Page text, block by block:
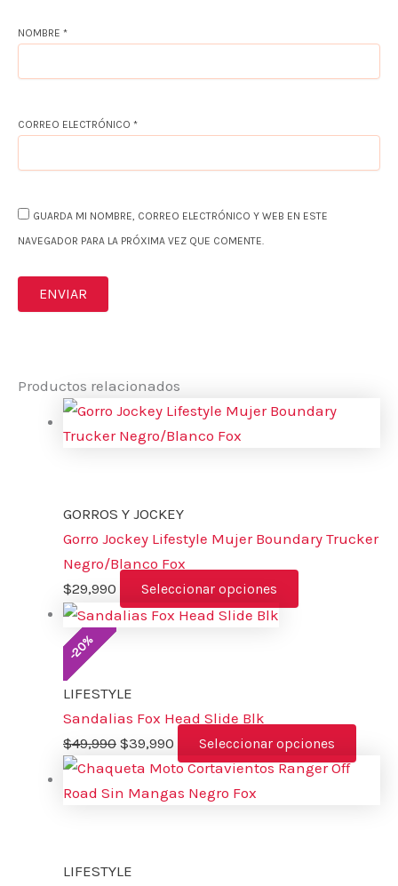
NOMBRE *
CORREO ELECTRÓNICO *
GUARDA MI NOMBRE, CORREO ELECTRÓNICO Y WEB EN ESTE
NAVEGADOR PARA LA PRÓXIMA VEZ QUE COMENTE.
Productos relacionados
GORROS Y JOCKEY
Gorro Jockey Lifestyle Mujer Boundary Trucker
Negro/Blanco Fox
$29,990 Seleccionar opciones
-
20
%
LIFESTYLE
Sandalias Fox Head Slide Blk
$49,990 $39,990 Seleccionar opciones
LIFESTYLE